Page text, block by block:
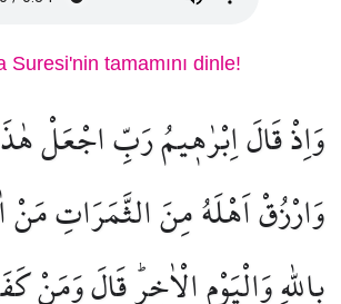
Suresi'nin tamamını dinle!
وَاِذْ قَالَ اِبْرٰه۪يمُ رَبِّ اجْعَلْ
وَارْزُقْ اَهْلَهُ مِنَ الثَّمَرَاتِ
بِاللّٰهِ وَالْيَوْمِ الْاٰخِرِۜ قَالَ وَمَنْ